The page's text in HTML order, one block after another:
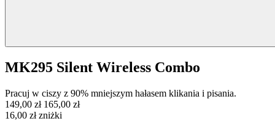
MK295 Silent Wireless Combo
Pracuj w ciszy z 90% mniejszym hałasem klikania i pisania.
149,00 zł 165,00 zł
16,00 zł zniżki